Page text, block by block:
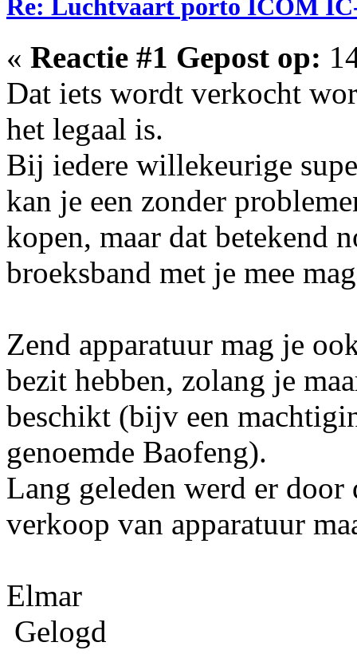
Re: Luchtvaart porto ICOM
« Reactie #1 Gepost op:
Dat iets wordt verkocht
het legaal is.
Bij iedere willekeurige
kan je een zonder
kopen, maar dat betekend
broeksband met je mee
Zend apparatuur mag je
bezit hebben, zolang je
beschikt (bijv een
genoemde Baofeng).
Lang geleden werd er
verkoop van apparatuur
Elmar
Gelogd